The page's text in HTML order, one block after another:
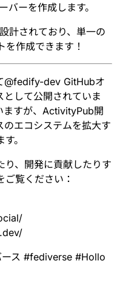
ーを作成します。
計されており、単一の
作成できます！
@fedify-dev GitHubオ
して公開されていま
ますが、ActivityPub開
エコシステムを拡大す
。
り、開発に貢献したりす
覧ください：
ス #fediverse #Hollo